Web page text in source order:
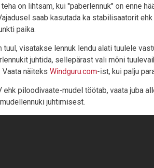
on lihtsam, kui "paberlennuk" on enne
saab kasutada ka stabilisaatorit
paika.
tuul, visatakse lennuk lendu alati tuulele
juhtida, sellepärast vali mõni
näiteks Windguru.com-ist, kui palju
ehk piloodivaate-mudel töötab, vaata juba
juhtimisest.